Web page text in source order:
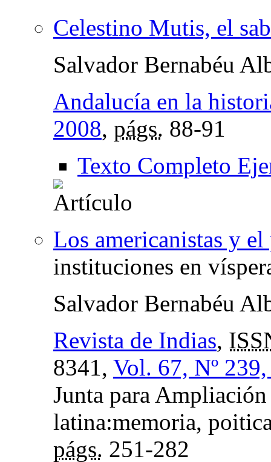
Celestino Mutis, el
Salvador Bernabéu
Andalucía en la
2008, págs. 88-91
Texto Completo
Los americanistas y
instituciones en
Salvador Bernabéu
Revista de Indias,
8341, Vol. 67, Nº
Junta para
latina:memoria,
págs. 251-282